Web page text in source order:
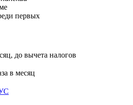
первых
до вычета налогов
в месяц